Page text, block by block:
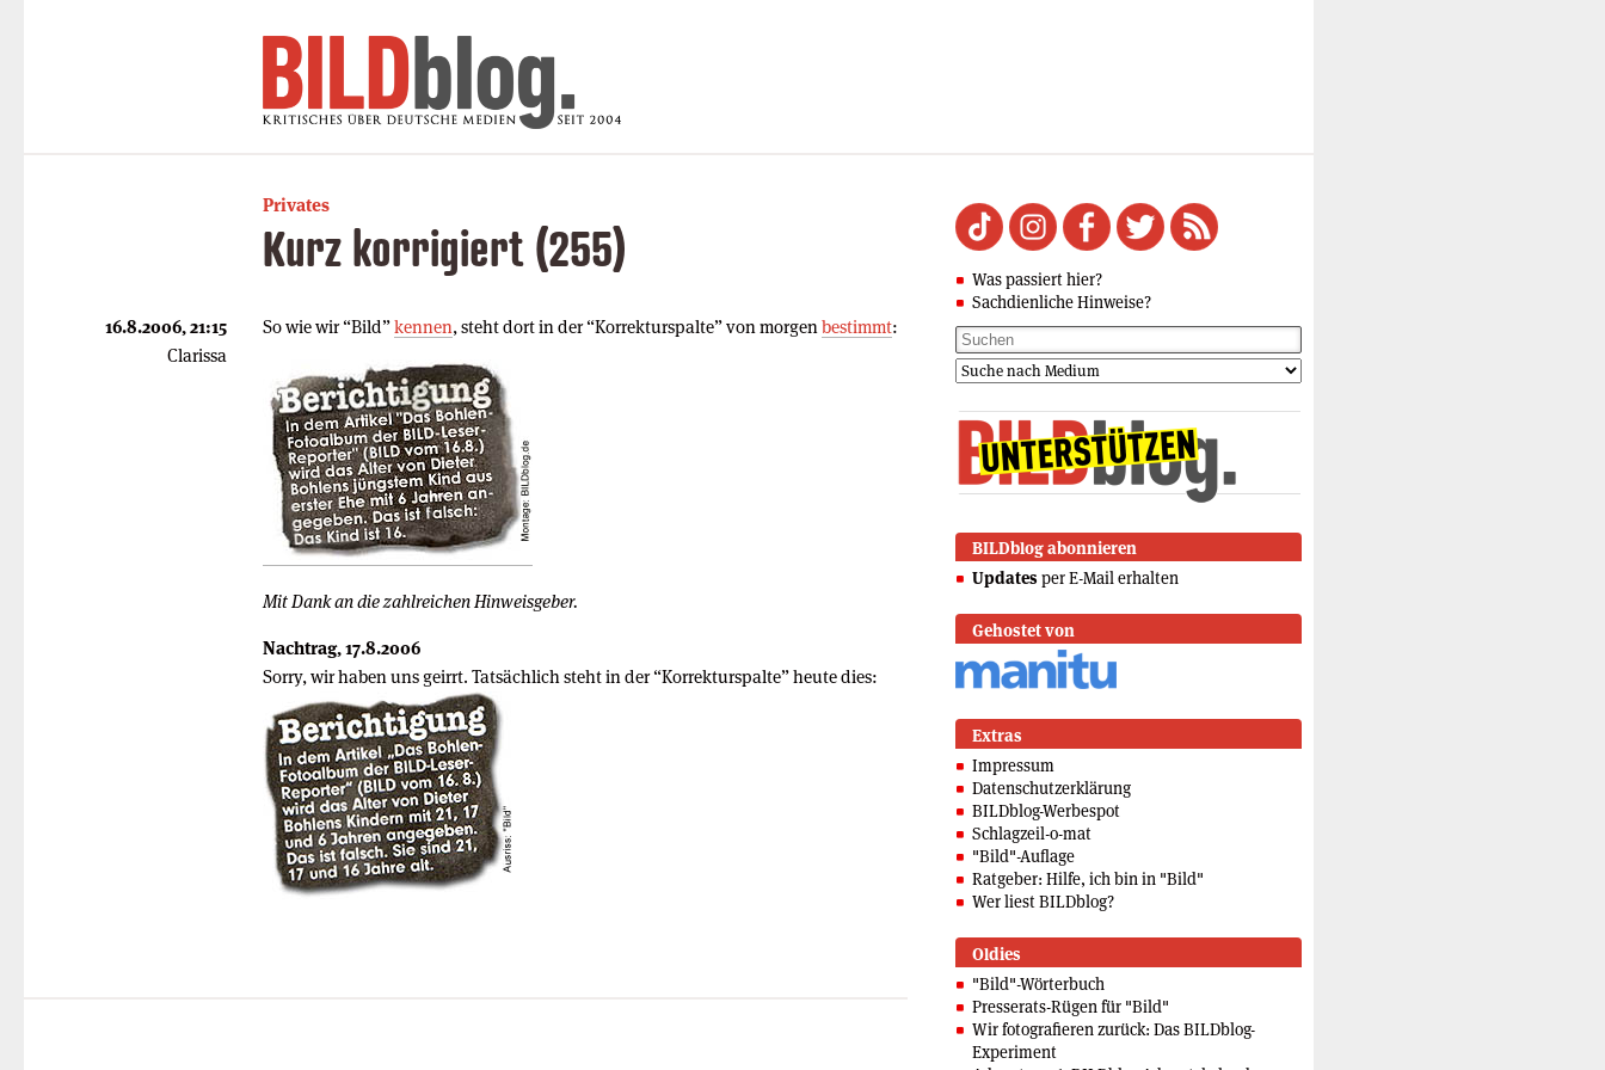
Privates
Kurz korrigiert (255)
So wie wir “Bild”kennen, steht dort in der “Korrekturspalte” von morgen bestimmt:
Mit Dank an die zahlreichen Hinweisgeber.
Nachtrag, 17.8.2006
Sorry, wir haben uns geirrt. Tatsächlich steht in der “Korrekturspalte” heute dies:
16.8.2006, 21:15
Clarissa
Was passiert hier?
Sachdienliche Hinweise?
BILDblog abonnieren
Updates per E-Mail erhalten
Gehostet von
Extras
Impressum
Datenschutzerklärung
BILDblog-Werbespot
Schlagzeil-o-mat
"Bild"-Auflage
Ratgeber: Hilfe, ich bin in "Bild"
Wer liest BILDblog?
Oldies
"Bild"-Wörterbuch
Presserats-Rügen für "Bild"
Wir fotografieren zurück: Das BILDblog-
Experiment